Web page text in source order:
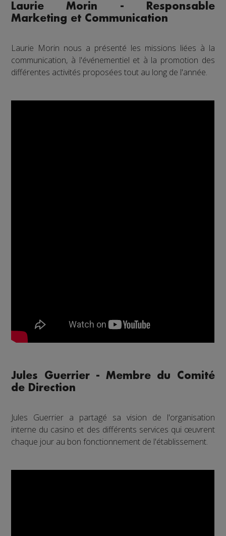
Laurie Morin - Responsable
Marketing et Communication
Laurie Morin nous a présenté les missions liées à la
communication, à l'événementiel et à la promotion des
différentes activités proposées tout au long de l'année.
Jules Guerrier - Membre du Comité
de Direction
Jules Guerrier a partagé sa vision de l'organisation
interne du casino et des différents services qui œuvrent
chaque jour au bon fonctionnement de l'établissement.